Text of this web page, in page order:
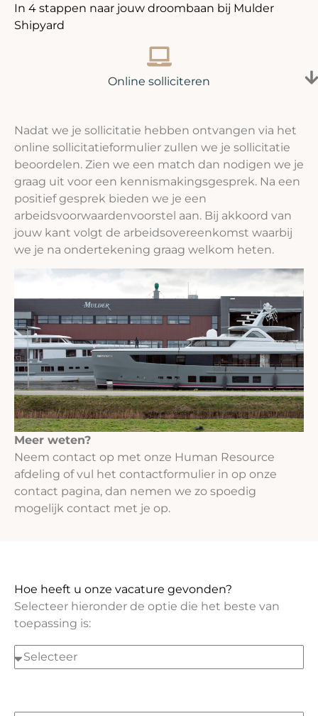
In 4 stappen naar jouw droombaan bij Mulder
Shipyard
Online solliciteren
Nadat we je sollicitatie hebben ontvangen via het
online sollicitatieformulier zullen we je sollicitatie
beoordelen. Zien we een match dan nodigen we je
graag uit voor een kennismakingsgesprek. Na een
positief gesprek bieden we je een
arbeidsvoorwaardenvoorstel aan. Bij akkoord van
jouw kant volgt de arbeidsovereenkomst waarbij
we je na ondertekening graag welkom heten.
Meer weten?
Neem contact op met onze Human Resource
afdeling of vul het contactformulier in op onze
contact pagina, dan nemen we zo spoedig
mogelijk contact met je op.
Hoe heeft u onze vacature gevonden?
Selecteer hieronder de optie die het beste van
toepassing is: